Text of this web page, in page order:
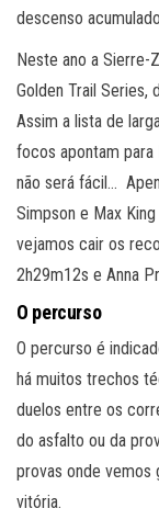
descenso
Neste ano a Sierre-
Golden Trail Series,
Assim a lista de
focos apontam para
não será fácil…
Simpson e Max
vejamos cair os
2h29m12s e Anna
O percurso
O percurso é
há muitos trechos
duelos entre os
do asfalto ou da
provas onde vemos
vitória.